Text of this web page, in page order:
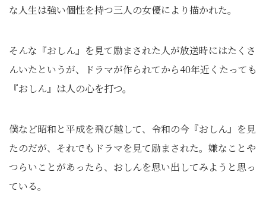
な人生は強い個性を持つ三人の女優により描かれた。
そんな『おしん』を見て励まされた人が放送時にはたくさ
んいたというが、ドラマが作られてから40年近くたっても
『おしん』は人の心を打つ。
僕など昭和と平成を飛び越して、令和の今『おしん』を見
たのだが、それでもドラマを見て励まされた。嫌なことや
つらいことがあったら、おしんを思い出してみようと思っ
ている。